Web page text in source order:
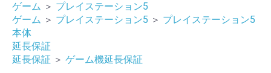
ゲーム ＞ プレイステーション5
ゲーム ＞ プレイステーション5 ＞ プレイステーション5
本体
延長保証
延長保証 ＞ ゲーム機延長保証